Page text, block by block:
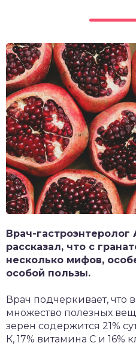
Врач-
рассказал, что с
несколько мифов,
особой пользы.
Врач подчеркивает, что
множество полезных
зерен содержится 21%
К, 17% витамина С и 16%